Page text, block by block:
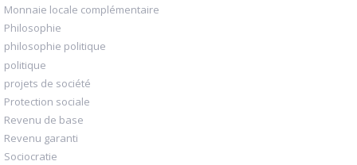
Monnaie locale complémentaire
Philosophie
philosophie politique
politique
projets de société
Protection sociale
Revenu de base
Revenu garanti
Sociocratie